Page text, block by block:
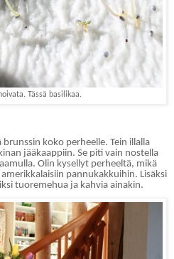
Tässä basilikaa.
koko perheelle. Tein illalla
jääkaappiin. Se piti vain nostella
Olin kysellyt perheeltä, mikä
pannukakkuihin. Lisäksi
tuoremehua ja kahvia ainakin.